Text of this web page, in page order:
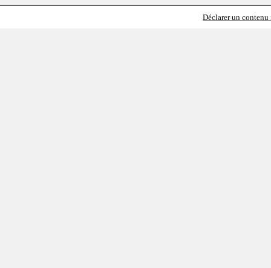
Déclarer un